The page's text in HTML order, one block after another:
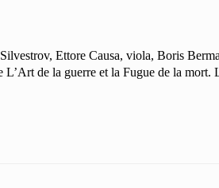
Ettore Causa, viola, Boris
de la guerre et la Fugue de la mort.